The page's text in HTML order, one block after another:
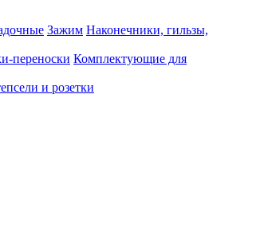
Зажим Наконечники, гильзы,
переноски Комплектующие для
и розетки